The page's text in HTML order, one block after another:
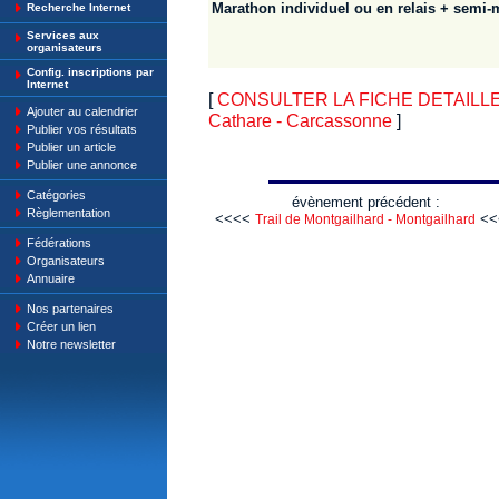
Recherche Internet
Services aux
organisateurs
Config. inscriptions par
Internet
Ajouter au calendrier
Publier vos résultats
Publier un article
Publier une annonce
Catégories
Règlementation
Fédérations
Organisateurs
Annuaire
Nos partenaires
Créer un lien
Notre newsletter
Marathon individuel ou en relais + semi-
[CONSULTER LA FICHE
Cathare - Carcassonne ]
évènement précédent :
<<<< Trail de Montgailhard - Montgailhard